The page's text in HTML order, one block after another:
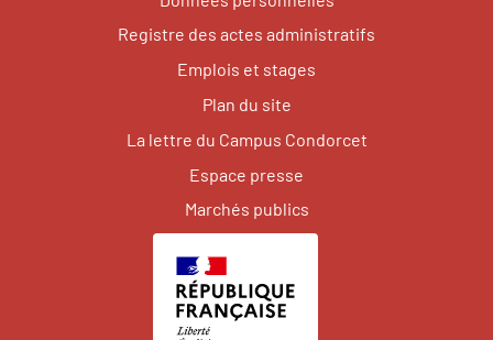
Registre des actes administratifs
Emplois et stages
Plan du site
La lettre du Campus Condorcet
Espace presse
Marchés publics